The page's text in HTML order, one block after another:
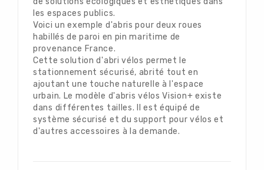
les espaces publics.
Voici un exemple d'abris pour deux roues
habillés de paroi en pin maritime de
provenance France.
Cette solution d'abri vélos permet le
stationnement sécurisé, abrité tout en
ajoutant une touche naturelle à l'espace
urbain. Le modèle d'abris vélos Vision+ existe
dans différentes tailles. Il est équipé de
système sécurisé et du support pour vélos et
d'autres accessoires à la demande.